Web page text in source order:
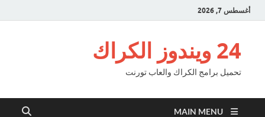
أغسطس 7, 2026
24 ويندوز الكراك
تحميل برامج الكراك والعاب تورنت
MAIN MENU